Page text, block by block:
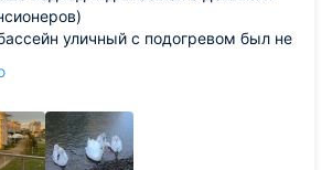
уличный с подогревом был не
, около 25 градусов) Негде посидеть